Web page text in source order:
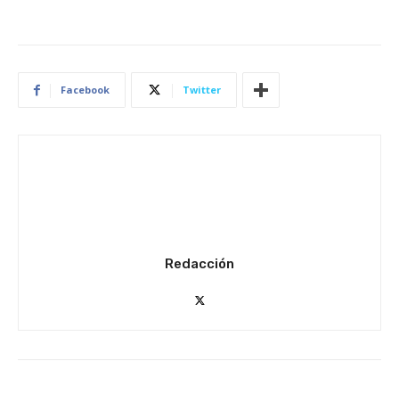
Facebook Twitter
Redacción